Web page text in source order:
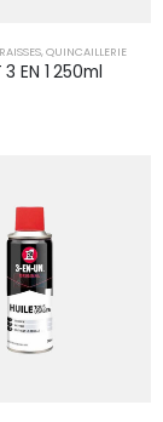
, QUINCAILLERIE
3 EN 1 250ml